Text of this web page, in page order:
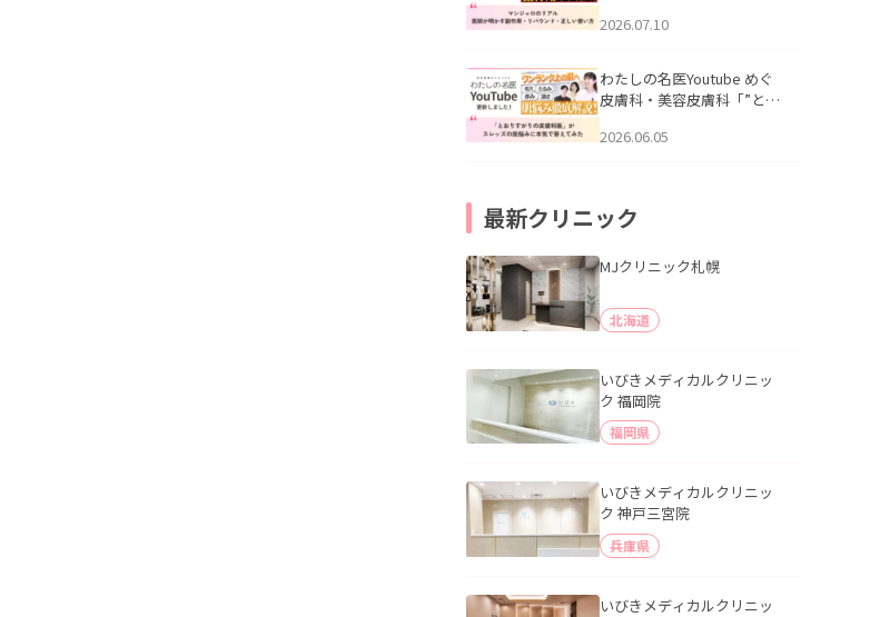
医師が明かす副作用・リバ
公開いたしました。
2026.07.10
わたしの名医Youtube めぐ
皮膚科・美容皮膚科「”とお
ッズの肌悩みに本気で答え
2026.06.05
最新クリニック
MJクリニック札幌
北海道
いびきメディカルクリニッ
ク 福岡院
福岡県
いびきメディカルクリニッ
ク 神戸三宮院
兵庫県
いびきメディカルクリニッ